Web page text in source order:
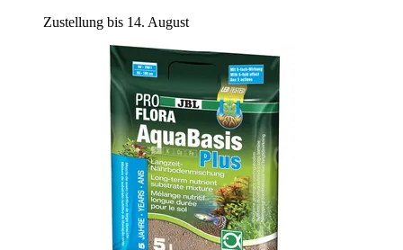
Zustellung bis 14. August